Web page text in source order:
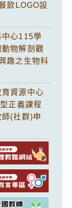
飲LOGO設
中心115學
物解剖觀
趣之生物科
資源中心
正義課程
(社群)申